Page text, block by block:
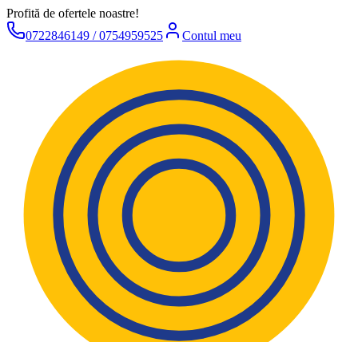
Profită de ofertele noastre!
0722846149 / 0754959525
Contul meu